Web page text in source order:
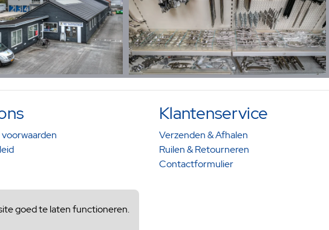
goed te laten functioneren.
Klantenservice
Verzenden & Afhalen
Ruilen & Retourneren
Contactformulier